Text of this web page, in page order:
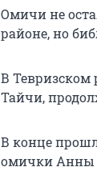
Омичи не
районе, но
В Тевризском
Тайчи,
В конце
омички Анны